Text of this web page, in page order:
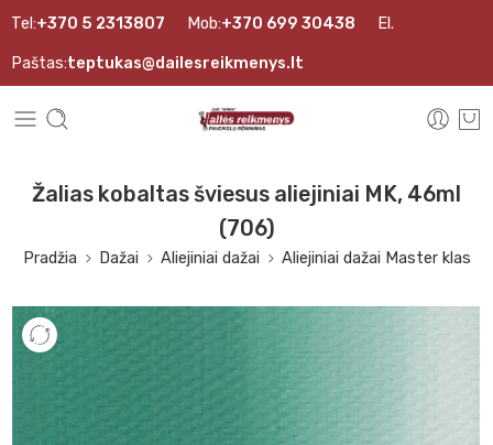
Tel:+370 5 2313807 Mob:+370 699 30438 El.
Paštas:teptukas@dailesreikmenys.lt
Žalias kobaltas šviesus aliejiniai MK, 46ml
(706)
Pradžia Dažai Aliejiniai dažai Aliejiniai dažai Master klas